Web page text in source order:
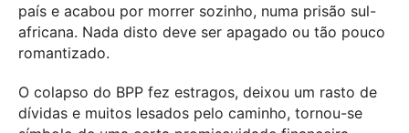
país e acabou por morrer sozinho, numa prisão sul-
africana. Nada disto deve ser apagado ou tão pouco
romantizado.
O colapso do BPP fez estragos, deixou um rasto de
dívidas e muitos lesados pelo caminho, tornou-se